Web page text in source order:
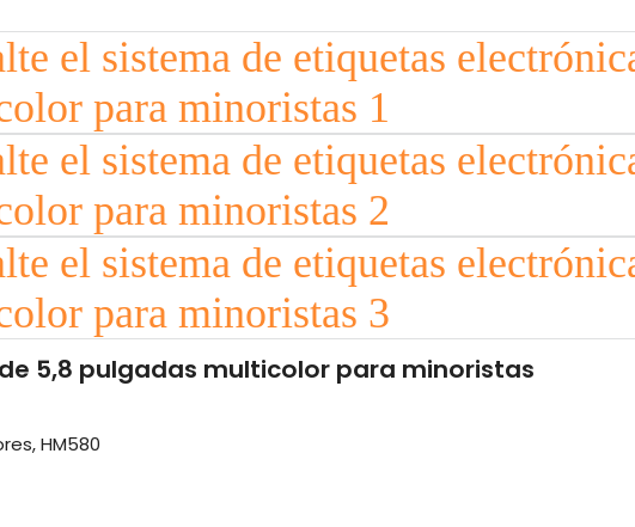
5,8 pulgadas multicolor para minoristas
HM580